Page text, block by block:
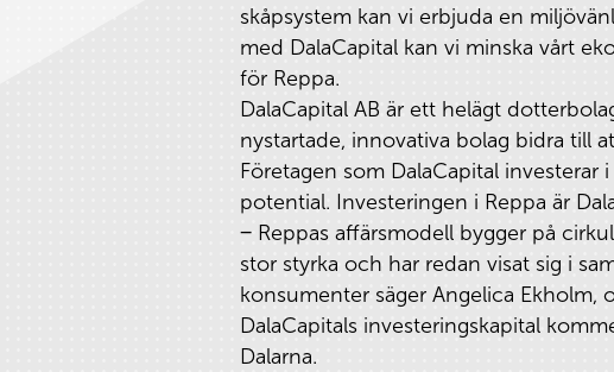
skåpsystem kan vi erbjuda en
med DalaCapital kan vi minska vårt
för Reppa.
DalaCapital AB är ett helägt
nystartade, innovativa bolag bidra till
Företagen som DalaCapital
potential. Investeringen i Reppa är
‒ Reppas affärsmodell bygger på
stor styrka och har redan visat sig i
konsumenter säger Angelica Ekholm,
DalaCapitals investeringskapital
Dalarna.